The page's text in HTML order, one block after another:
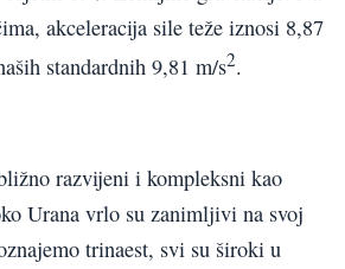
akceleracija sile teže iznosi 8,87
standardnih 9,81 m/s2.
razvijeni i kompleksni kao
Urana vrlo su zanimljivi na svoj
trinaest, svi su široki u